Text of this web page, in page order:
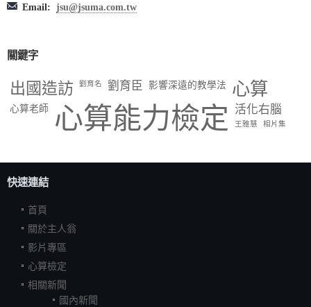
Email: jsu@jsuma.com.tw
關鍵字
出國造訪 劉育名 劉育臣 影響深遠的教學法 心算
心算老師 心算能力檢定 活化右腦
王雅慧 相片集
快速連結
首頁
關於主人翁
影片專區
心算檢定
相關新聞
國內新聞